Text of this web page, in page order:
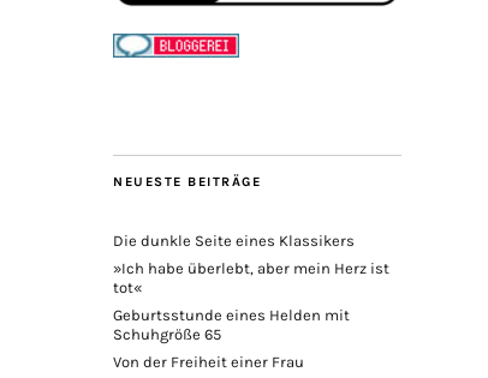
NEUESTE BEITRÄGE
Die dunkle Seite eines Klassikers
»Ich habe überlebt, aber mein Herz ist
tot«
Geburtsstunde eines Helden mit
Schuhgröße 65
Von der Freiheit einer Frau